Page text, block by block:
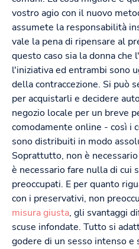
vostro agio con il nuovo
assumete la responsabilità
vale la pena di ripensare al
questo caso sia la donna che
l'iniziativa ed entrambi sono
della contraccezione. Si può
per acquistarli e decidere
negozio locale per un breve
comodamente online - così i
sono distribuiti in modo
Soprattutto, non è
è necessario fare nulla di cui
preoccupati. E per quanto
con i preservativi, non
misura giusta, gli svantaggi
scuse infondate. Tutto si
godere di un sesso intenso e